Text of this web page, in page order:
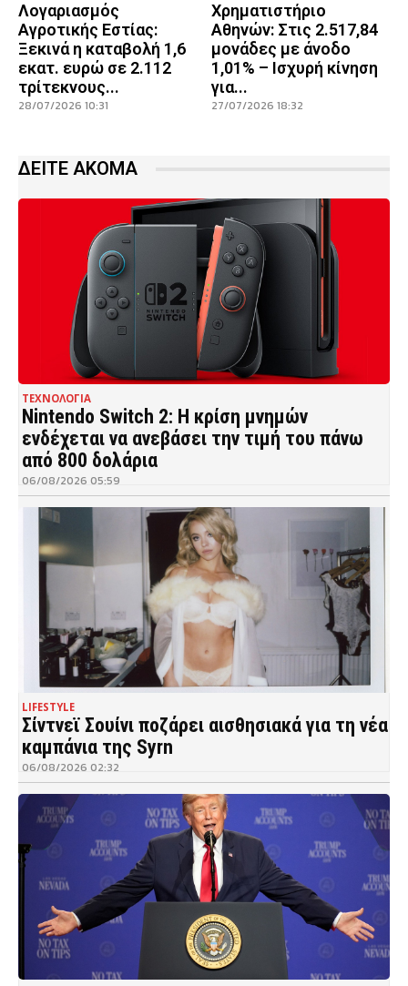
Λογαριασμός
Αγροτικής Εστίας:
Ξεκινά η καταβολή 1,6
εκατ. ευρώ σε 2.112
τρίτεκνους...
28/07/2026 10:31
Χρηματιστήριο
Αθηνών: Στις 2.517,84
μονάδες με άνοδο
1,01% – Ισχυρή κίνηση
για...
27/07/2026 18:32
ΔΕΙΤΕ ΑΚΟΜΑ
ΤΕΧΝΟΛΟΓΙΑ
Nintendo Switch 2: Η κρίση μνημών
ενδέχεται να ανεβάσει την τιμή του πάνω
από 800 δολάρια
06/08/2026 05:59
LIFESTYLE
Σίντνεϊ Σουίνι ποζάρει αισθησιακά για τη νέα
καμπάνια της Syrn
06/08/2026 02:32